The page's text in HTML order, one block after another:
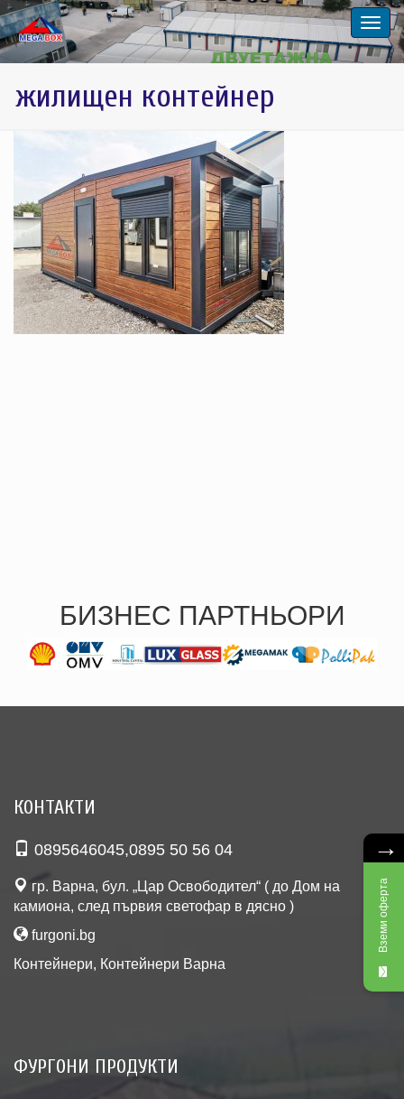
жилищен контейнер
БИЗНЕС ПАРТНЬОРИ
КОНТАКТИ
0895646045,0895 50 56 04
гр. Варна, бул. „Цар Освободител“ ( до Дом на
камиона, след първия светофар в дясно )
furgoni.bg
Контейнери, Контейнери Варна
ФУРГОНИ ПРОДУКТИ
→
Вземи оферта